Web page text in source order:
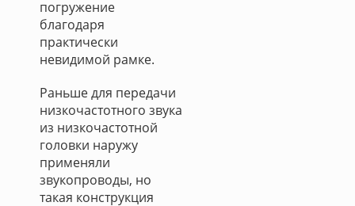
погружение
благодаря
практически
невидимой рамке.
Раньше для передачи
низкочастотного звука
из низкочастотной
головки наружу
применяли
звукопроводы, но
такая конструкция